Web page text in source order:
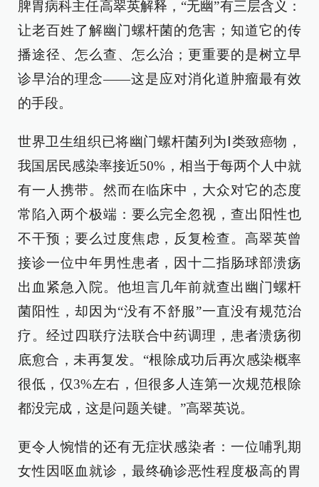
脾胃病科主任高翠英解释，“无幽”有三层含义：
让老百姓了解幽门螺杆菌的危害；知道它的传
播途径、怎么查、怎么治；更重要的是树立早
诊早治的理念——这是应对消化道肿瘤最有效
的手段。
世界卫生组织已将幽门螺杆菌列为Ⅰ类致癌物，
我国居民感染率接近50%，相当于每两个人中就
有一人携带。然而在临床中，大众对它的态度
常陷入两个极端：要么完全忽视，查出阳性也
不干预；要么过度焦虑，反复检查。高翠英曾
接诊一位中年男性患者，因十二指肠球部溃疡
出血紧急入院。他坦言几年前就查出幽门螺杆
菌阳性，却因为“没有不舒服”一直没有规范治
疗。经过四联疗法联合中药调理，患者溃疡彻
底愈合，未再复发。“根除成功后再次感染概率
很低，仅3%左右，但很多人连第一次规范根除
都没完成，这是问题关键。”高翠英说。
更令人惋惜的还有无症状感染者：一位哺乳期
女性因呕血就诊，最终确诊恶性程度极高的胃